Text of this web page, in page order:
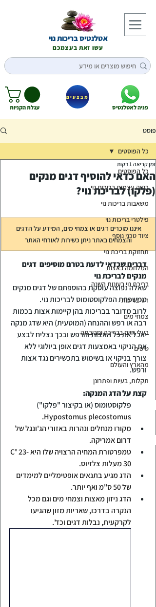
אטלנטיס בריכות נוי
עשו זאת בעצמכם
פניה לאטלנטיס עגלת הקניות
מבצעים
פוסט
כל הפוסטים
בנייה עצמית בריכות נוי
משאבות בריכות נוי
פילטרי בריכות נוי
ציוד טכני נוסף
תחזוקת בריכת נוי
המלחמה באצות
בריכת נוי בעונות השנה
דגי בריכות
צמחי מים
בעלי חיים בבריכה וסביבתה
טיפים
מהארץ והעולם
תקלות, בעיות ופתרונן
כל הפוסטים
האם כדאי להוסיף דגים מנקים
(פלקו) לבריכת נוי?
זמן קריאה 1 דקות
איננו מוכרים דגים או צמחי מים, המידע על הדגים
והצמחים באתר ניתן כשירות לאורחי האתר
דברים שכדאי לדעת בטרם מוסיפים  דגים
מנקים לבריכת נוי
שאלה נפוצה עוסקת בהוספתם של דגים מנקים
ממשפחת הפלקוסטומוס לבריכות נוי.
לרוב מדובר בבריכות בהן קיימות אצות בכמות
רבה או רפש וההנחה (המוטעית) היא שדג מנקה
יאכל את כל האצות והרפש ובכך נצליח לבצע
את הניקוי באמצעות דגים אופן ביולוגי ללא
צורך בניקוי או בשימוש בתכשירים נגד אצות
ורפש.
קצת על הדג המנקה:
פלקוסטומוס (או בקיצור "פלקו")
Hypostomus plecostomus.
מקורו מנחלים ונהרות באזורי הג'ונגל של
דרום אמריקה.
טמפרטורת המחיה הרצויה שלו היא
C°23-
30 מעלות צלזיוס.
הדג מגיע בתנאים אופטימליים למימדים
של 50 ס"מ ואף יותר.
הדג ניזון מאצות וצמחי מים וגם מכל
הנקרה בדרכו, שאריות מזון שהגיעו
לקרקעית, נבלות דגים וכד'.